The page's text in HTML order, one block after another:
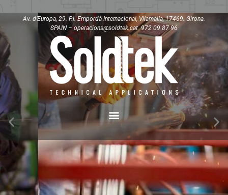
Av. d’Europa, 29. P.l. Empordà Internacional, Vilamalla, 17469. Girona.
SPAIN – operacions@soldtek.cat 972 09 87 96